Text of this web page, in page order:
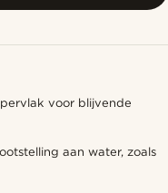
voor blijvende
aan water, zoals